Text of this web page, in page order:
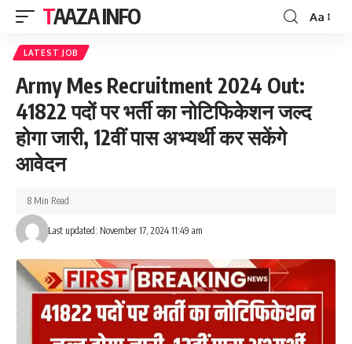
TAAZA INFO
Font
Aa
LATEST JOB
Army Mes Recruitment 2024 Out:
41822 पदों पर भर्ती का नोटिफिकेशन जल्द
होगा जारी, 12वीं पास अभ्यर्थी कर सकेंगे
आवेदन
Last updated: November 17, 2024 11:49 am
8 Min Read